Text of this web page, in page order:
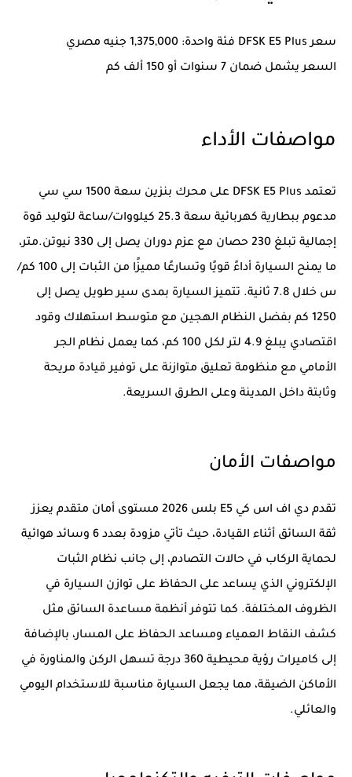
سعر DFSK E5 Plus فئة واحدة: 1,375,000 جنيه مصري
السعر يشمل ضمان 7 سنوات أو 150 ألف كم
مواصفات الأداء
تعتمد DFSK E5 Plus على محرك بنزين سعة 1500 سي سي
مدعوم ببطارية كهربائية سعة 25.3 كيلووات/ساعة لتوليد قوة
إجمالية تبلغ 230 حصان مع عزم دوران يصل إلى 330 نيوتن.متر،
ما يمنح السيارة أداءً قويًا وتسارعًا مميزًا من الثبات إلى 100 كم/
س خلال 7.8 ثانية. تتميز السيارة بمدى سير طويل يصل إلى
1250 كم بفضل النظام الهجين مع متوسط استهلاك وقود
اقتصادي يبلغ 4.9 لتر لكل 100 كم، كما يعمل نظام الجر
الأمامي مع منظومة تعليق متوازنة على توفير قيادة مريحة
وثابتة داخل المدينة وعلى الطرق السريعة.
مواصفات الأمان
تقدم دي اف اس كي E5 بلس 2026 مستوى أمان متقدم يعزز
ثقة السائق أثناء القيادة، حيث تأتي مزودة بعدد 6 وسائد هوائية
لحماية الركاب في حالات التصادم، إلى جانب نظام الثبات
الإلكتروني الذي يساعد على الحفاظ على توازن السيارة في
الظروف المختلفة. كما تتوفر أنظمة مساعدة السائق مثل
كشف النقاط العمياء ومساعد الحفاظ على المسار، بالإضافة
إلى كاميرات رؤية محيطية 360 درجة تسهل الركن والمناورة في
الأماكن الضيقة، مما يجعل السيارة مناسبة للاستخدام اليومي
والعائلي.